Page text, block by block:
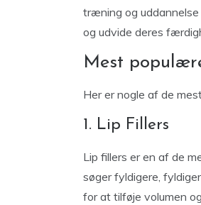
træning og uddannelse
og udvide deres
Mest
Her er nogle af de
1. Lip Fillers
Lip fillers er en af de
søger fyldigere,
for at tilføje volumen